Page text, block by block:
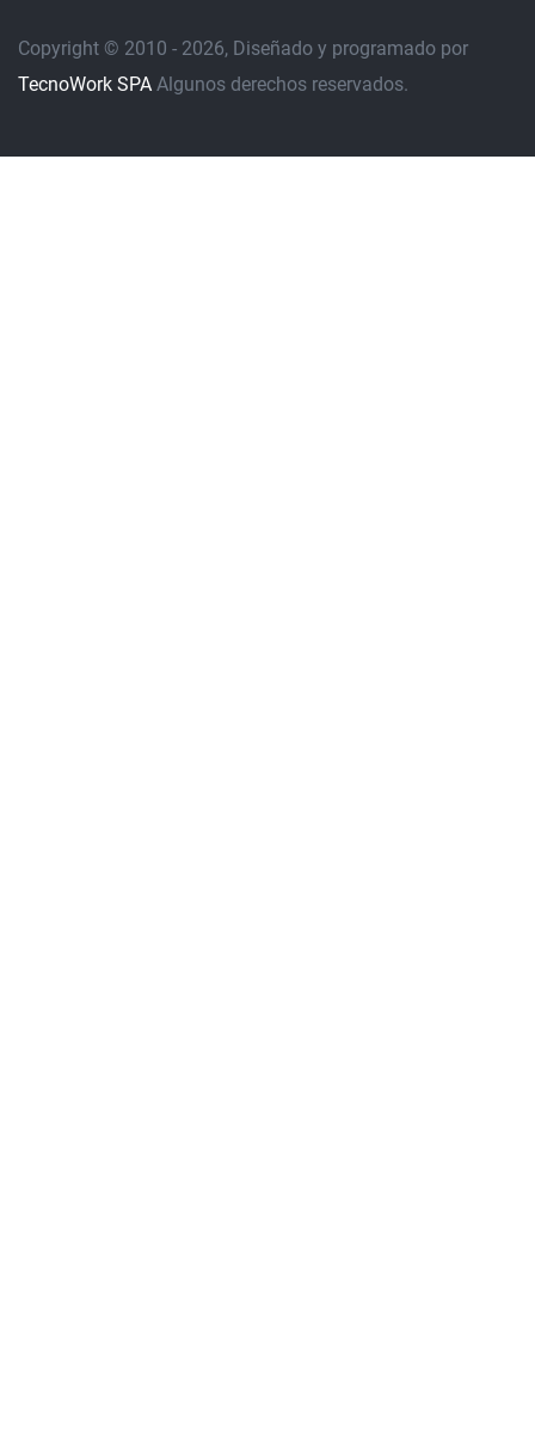
Copyright © 2010 - 2026, Diseñado y programado por
TecnoWork SPA Algunos derechos reservados.